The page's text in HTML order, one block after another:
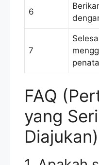
6
7
FAQ
yang
Diajukan)